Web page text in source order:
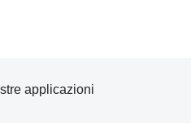
applicazioni